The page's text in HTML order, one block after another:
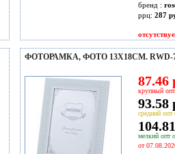
бренд :
ррц: 287
ФОТОРАМКА, ФОТО 13X18СМ. RWD-
87.46
крупный
93.58
средний опт
мелкий опт
от